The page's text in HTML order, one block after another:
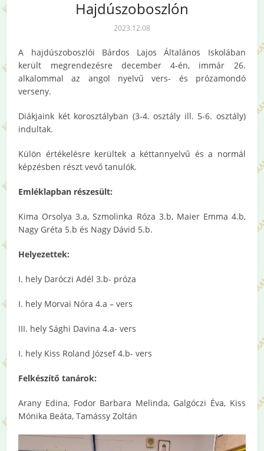
Hajdúszoboszlón
2023.12.08
A hajdúszoboszlói Bárdos Lajos Általános Iskolában
került megrendezésre december 4-én, immár 26.
alkalommal az angol nyelvű vers- és prózamondó
verseny.
Diákjaink két korosztályban (3-4. osztály ill. 5-6. osztály)
indultak.
Külön értékelésre kerültek a kéttannyelvű és a normál
képzésben részt vevő tanulók.
Emléklapban részesült:
Kima Orsolya 3.a, Szmolinka Róza 3.b, Maier Emma 4.b,
Nagy Gréta 5.b és Nagy Dávid 5.b.
Helyezettek:
I. hely Daróczi Adél 3.b- próza
I. hely Morvai Nóra 4.a – vers
III. hely Sághi Davina 4.a- vers
I. hely Kiss Roland József 4.b- vers
Felkészítő tanárok:
Arany Edina, Fodor Barbara Melinda, Galgóczi Éva, Kiss
Mónika Beáta, Tamássy Zoltán